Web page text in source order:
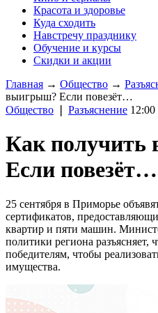
Красота и здоровье
Куда сходить
Навстречу празднику
Обучение и курсы
Скидки и акции
Главная → Общество →
выигрыш? Если повезёт…
Общество
Разъяснение 12:00
Как
Если повезёт…
25 сентября в Приморье
сертификатов,
квартир и пяти машин.
политики региона разъясняет,
победителям, чтобы
имущества.